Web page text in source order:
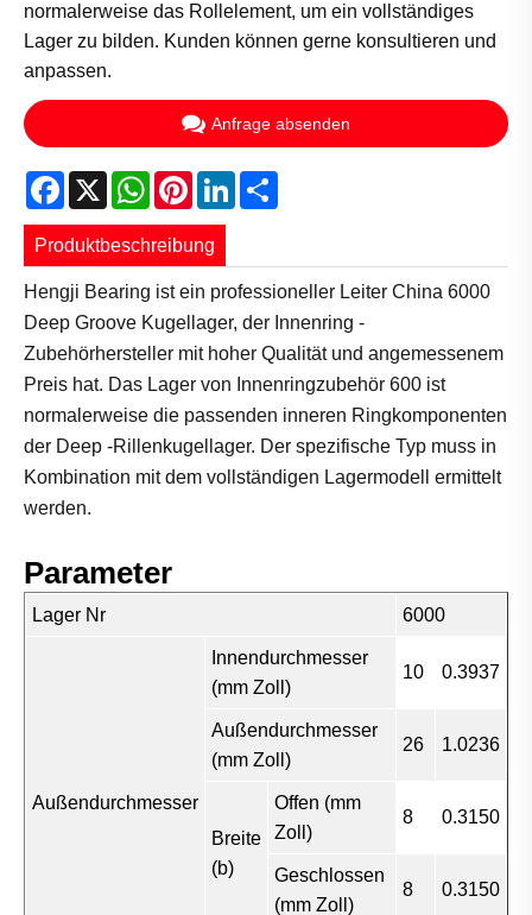
normalerweise das Rollelement, um ein vollständiges
Lager zu bilden. Kunden können gerne konsultieren und
anpassen.
Anfrage absenden
Facebook
X WhatsApp
PinterestLinkedIn
Produktbeschreibung
Hengji Bearing ist ein professioneller Leiter China 6000
Deep Groove Kugellager, der Innenring -
Zubehörhersteller mit hoher Qualität und angemessenem
Preis hat. Das Lager von Innenringzubehör 600 ist
normalerweise die passenden inneren Ringkomponenten
der Deep -Rillenkugellager. Der spezifische Typ muss in
Kombination mit dem vollständigen Lagermodell ermittelt
werden.
Parameter
Lager Nr 6000
Außendurchmesser
Innendurchmesser
(mm Zoll)
10 0.3937
Außendurchmesser
(mm Zoll)
26 1.0236
Breite
(b)
Offen (mm
Zoll)
8 0.3150
Geschlossen
(mm Zoll)
8 0.3150